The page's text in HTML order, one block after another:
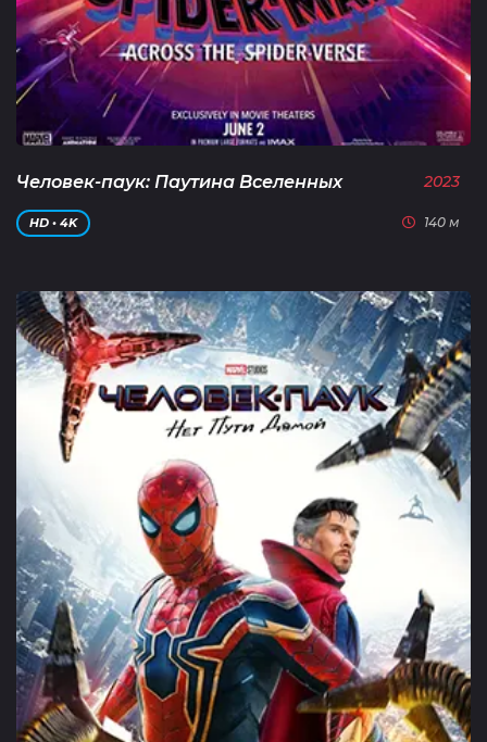
Человек-паук: Паутина Вселенных 2023
HD • 4K 140 м